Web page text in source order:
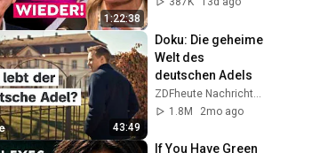
1:22:38
43:49
Doku: Die geheime
Welt des
deutschen Adels
1.8M
2mo ago
If You Have Green